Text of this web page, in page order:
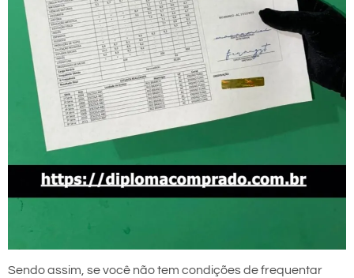
Sendo assim, se você não tem condições de frequentar